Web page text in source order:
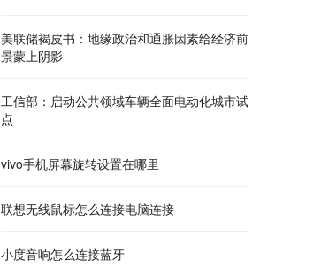
美联储褐皮书：地缘政治和通胀因素给经济前
景蒙上阴影
工信部：启动公共领域车辆全面电动化城市试
点
vivo手机屏幕旋转设置在哪里
联想无线鼠标怎么连接电脑连接
小度音响怎么连接蓝牙